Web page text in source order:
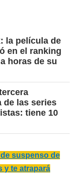
la película de
en el ranking
horas de su
de las series
tiene 10
suspenso de
y te atrapará